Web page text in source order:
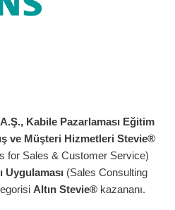
Kabile Pazarlaması Eğitim
ve Müşteri Hizmetleri Stevie®
for Sales & Customer Service)
Uygulaması (Sales Consulting
Altın Stevie®kazananı.